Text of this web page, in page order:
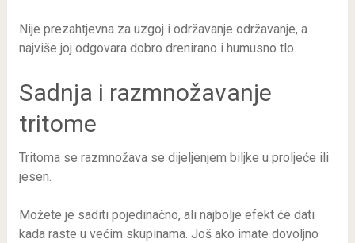
Nije prezahtjevna za uzgoj i održavanje održavanje, a
najviše joj odgovara dobro drenirano i humusno tlo.
Sadnja i razmnožavanje
tritome
Tritoma se razmnožava se dijeljenjem biljke u proljeće ili
jesen.
Možete je saditi pojedinačno, ali najbolje efekt će dati
kada raste u većim skupinama. Još ako imate dovoljno